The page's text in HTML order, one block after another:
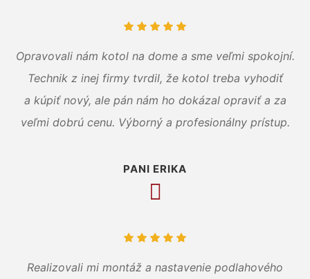
Opravovali nám kotol na dome a sme veľmi spokojní.
Technik z inej firmy tvrdil, že kotol treba vyhodiť
a kúpiť nový, ale pán nám ho dokázal opraviť a za
veľmi dobrú cenu. Výborný a profesionálny prístup.
PANI ERIKA
Realizovali mi montáž a nastavenie podlahového